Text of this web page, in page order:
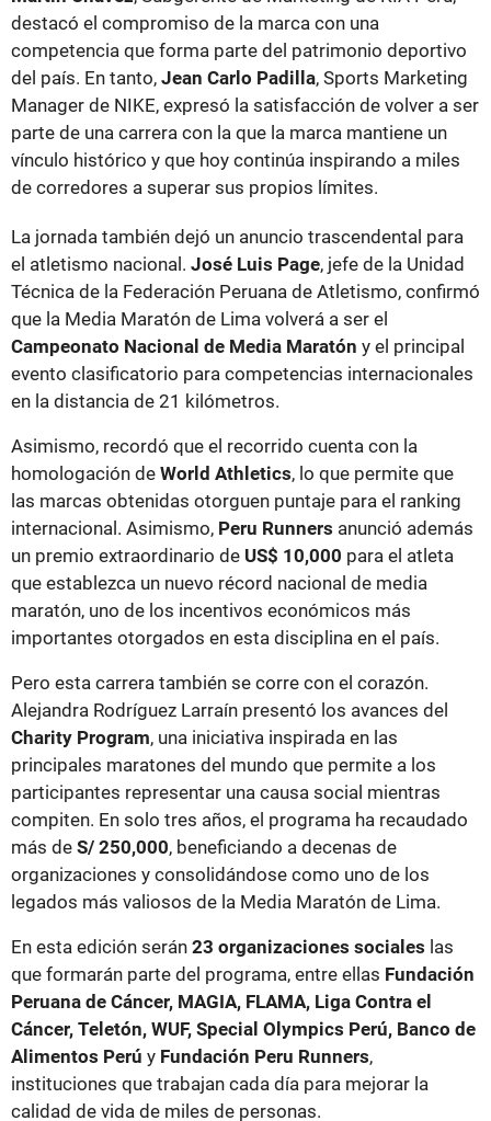
destacó el compromiso de la marca con una
competencia que forma parte del patrimonio deportivo
del país. En tanto, Jean Carlo Padilla, Sports Marketing
Manager de NIKE, expresó la satisfacción de volver a ser
parte de una carrera con la que la marca mantiene un
vínculo histórico y que hoy continúa inspirando a miles
de corredores a superar sus propios límites.
La jornada también dejó un anuncio trascendental para
el atletismo nacional. José Luis Page, jefe de la Unidad
Técnica de la Federación Peruana de Atletismo, confirmó
que la Media Maratón de Lima volverá a ser el
Campeonato Nacional de Media Maratón y el principal
evento clasificatorio para competencias internacionales
en la distancia de 21 kilómetros.
Asimismo, recordó que el recorrido cuenta con la
homologación de World Athletics, lo que permite que
las marcas obtenidas otorguen puntaje para el ranking
internacional. Asimismo, Peru Runners anunció además
un premio extraordinario de US$ 10,000 para el atleta
que establezca un nuevo récord nacional de media
maratón, uno de los incentivos económicos más
importantes otorgados en esta disciplina en el país.
Pero esta carrera también se corre con el corazón.
Alejandra Rodríguez Larraín presentó los avances del
Charity Program, una iniciativa inspirada en las
principales maratones del mundo que permite a los
participantes representar una causa social mientras
compiten. En solo tres años, el programa ha recaudado
más de S/ 250,000, beneficiando a decenas de
organizaciones y consolidándose como uno de los
legados más valiosos de la Media Maratón de Lima.
En esta edición serán 23 organizaciones sociales las
que formarán parte del programa, entre ellas Fundación
Peruana de Cáncer, MAGIA, FLAMA, Liga Contra el
Cáncer, Teletón, WUF, Special Olympics Perú, Banco de
Alimentos Perú y Fundación Peru Runners,
instituciones que trabajan cada día para mejorar la
calidad de vida de miles de personas.